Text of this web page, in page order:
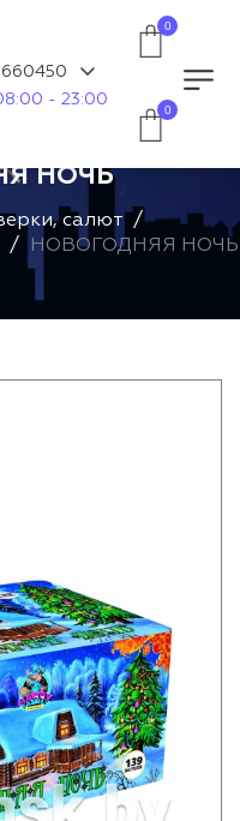
- 23:00
0
0
НОЧЬ
салют
НОВОГОДНЯЯ НОЧЬ